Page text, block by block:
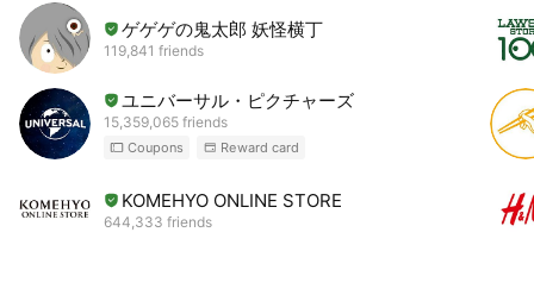
ゲゲゲの鬼太郎 妖怪横丁
119,841 friends
ユニバーサル・ピクチャーズ
15,359,065 friends
Coupons Reward card
KOMEHYO ONLINE STORE
644,333 friends